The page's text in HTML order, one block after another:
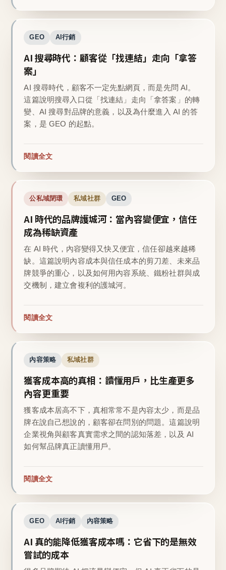
GEO AI行銷
AI 搜尋時代：顧客從「找連結」走向「拿答
案」
AI 搜尋時代，顧客不一定先點網頁，而是先問 AI。
這篇說明搜尋入口從「找連結」走向「拿答案」的轉
變、AI 搜尋對品牌的意義，以及為什麼進入 AI 的答
案，是 GEO 的起點。
閱讀全文
公私域閉環 私域社群 GEO
AI 時代的品牌護城河：當內容變便宜，信任
成為稀缺資產
在 AI 時代，內容變得又快又便宜，信任卻越來越稀
缺。這篇說明內容成本與信任成本的剪刀差、未來品
牌競爭的重心，以及如何用內容系統、鐵粉社群與成
交機制，建立會複利的護城河。
閱讀全文
內容策略 私域社群
獲客成本高的真相：讀懂用戶，比生產更多
內容更重要
獲客成本居高不下，真相常常不是內容太少，而是品
牌在說自己想說的，顧客卻在問別的問題。這篇說明
企業視角與顧客真實需求之間的認知落差，以及 AI
如何幫品牌真正讀懂用戶。
閱讀全文
GEO AI行銷 內容策略
AI 真的能降低獲客成本嗎：它省下的是無效
嘗試的成本